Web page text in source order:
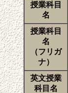
授業科目
名
授業科目
名
（フリガ
ナ）
英文授業
科目名